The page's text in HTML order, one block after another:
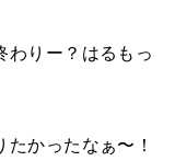
わりー？はるもっ
かったなぁ〜！